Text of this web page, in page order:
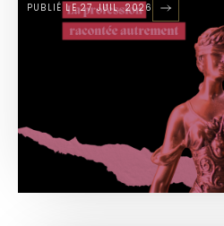
PUBLIÉ LE 27 JUIL. 2026